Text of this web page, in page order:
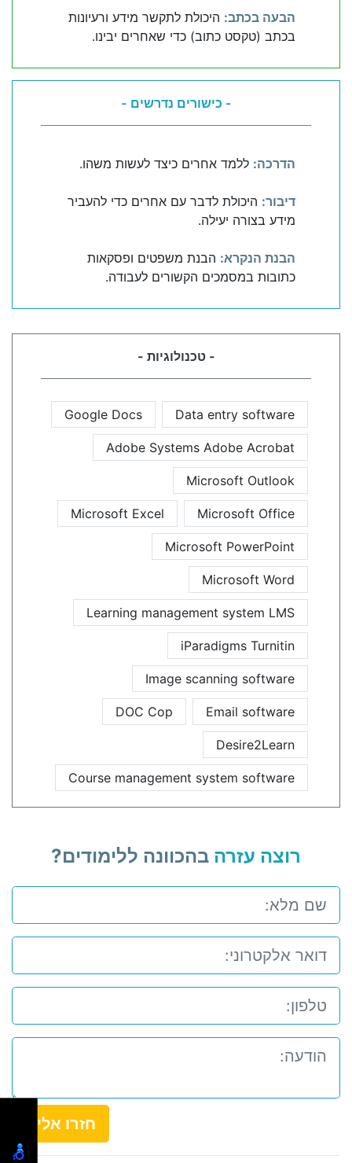
הבעה בכתב: היכולת לתקשר מידע ורעיונות
בכתב (טקסט כתוב) כדי שאחרים יבינו.
- כישורים נדרשים -
הדרכה: ללמד אחרים כיצד לעשות משהו.
דיבור: היכולת לדבר עם אחרים כדי להעביר
מידע בצורה יעילה.
הבנת הנקרא: הבנת משפטים ופסקאות
כתובות במסמכים הקשורים לעבודה.
- טכנולוגיות -
Data entry software
Google Docs
Adobe Systems Adobe Acrobat
Microsoft Outlook
Microsoft Office
Microsoft Excel
Microsoft PowerPoint
Microsoft Word
Learning management system LMS
iParadigms Turnitin
Image scanning software
Email software
DOC Cop
Desire2Learn
Course management system software
רוצה עזרה בהכוונה ללימודים?
חזרו אלי